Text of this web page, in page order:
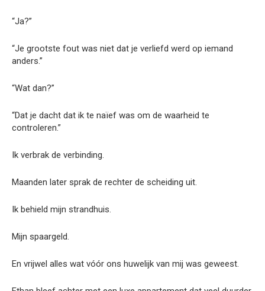
“Ja?”
“Je grootste fout was niet dat je verliefd werd op iemand
anders.”
“Wat dan?”
“Dat je dacht dat ik te naïef was om de waarheid te
controleren.”
Ik verbrak de verbinding.
Maanden later sprak de rechter de scheiding uit.
Ik behield mijn strandhuis.
Mijn spaargeld.
En vrijwel alles wat vóór ons huwelijk van mij was geweest.